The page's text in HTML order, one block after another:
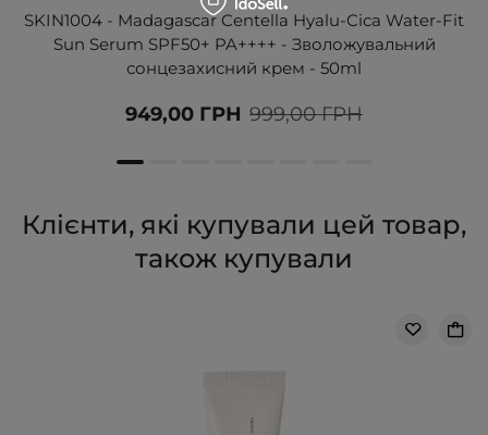
SKIN1004 - Madagascar Centella Hyalu-Cica Water-Fit
Sun Serum SPF50+ PA++++ - Зволожувальний
сонцезахисний крем - 50ml
999,00 ГРН
949,00 ГРН
Клієнти, які купували цей товар,
також купували